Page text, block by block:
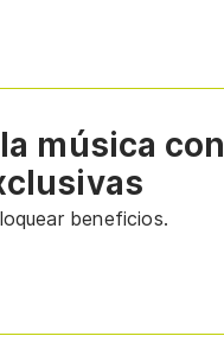
música con
beneficios.